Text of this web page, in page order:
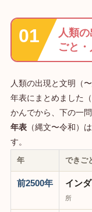
人類
ごと・
人類の出現と文明（
年表にまとめました
かんでから、下の一
年表（縄文〜令和）
す。
年 できご
前2500年 インダ
所